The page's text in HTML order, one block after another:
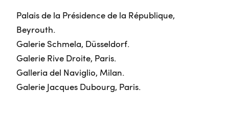
Palais de la Présidence de la République,
Beyrouth.
Galerie Schmela, Düsseldorf.
Galerie Rive Droite, Paris.
Galleria del Naviglio, Milan.
Galerie Jacques Dubourg, Paris.